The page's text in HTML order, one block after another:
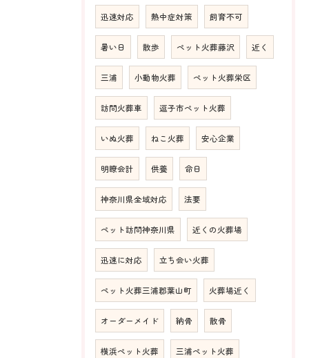
迅速対応 熱中症対策 飼育不可
暑い日 散歩 ペット火葬藤沢 近く
三浦 小動物火葬 ペット火葬栄区
訪問火葬車 逗子市ペット火葬
いぬ火葬 ねこ火葬 安心企業
明瞭会計 供養 命日
神奈川県全域対応 法要
ペット訪問神奈川県 近くの火葬場
迅速に対応 立ち会い火葬
ペット火葬三浦郡葉山町 火葬場近く
オーダーメイド 納骨 散骨
横浜ペット火葬 三浦ペット火葬